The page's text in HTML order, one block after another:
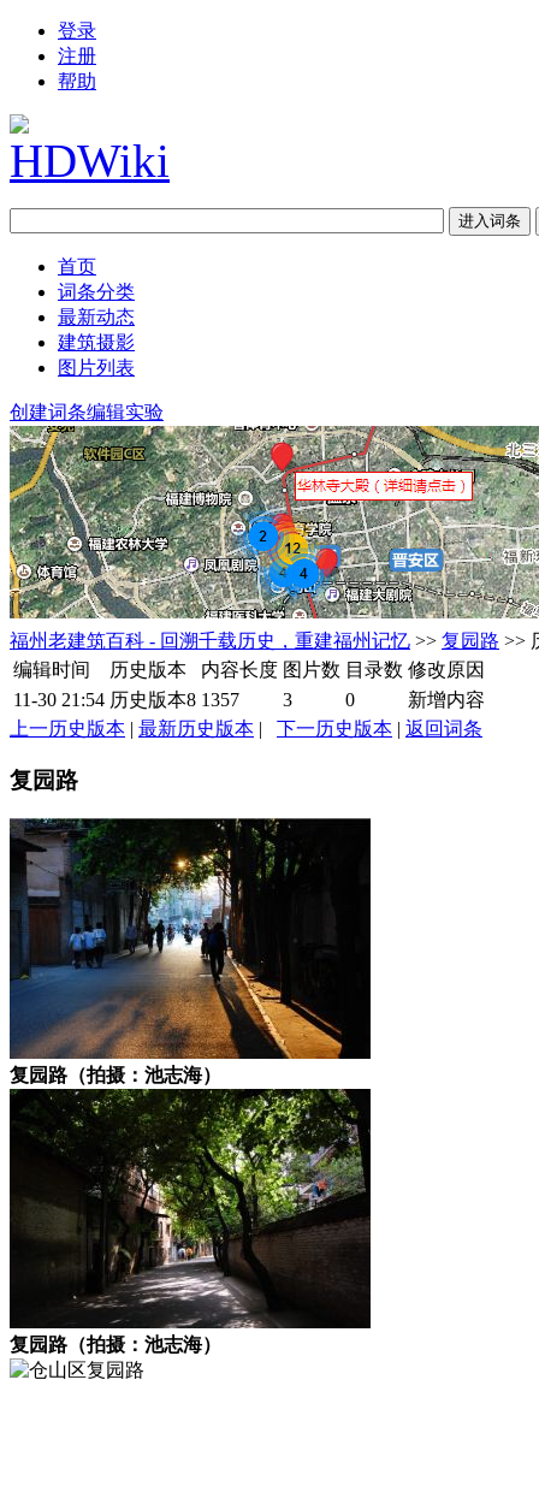
登录
注册
帮助
首页
词条分类
最新动态
建筑摄影
图片列表
创建词条编辑实验
福州老建筑百科 - 回溯千载历史，重建福州记忆 >> 复园路 >>
编辑时间
历史版本 内容长度 图片数 目录数 修改原因
11-30 21:54 历史版本8 1357 3 0
新增内容
上一历史版本 | 最新历史版本 | 下一历史版本 | 返回词条
复园路
复园路（拍摄：池志海）
复园路（拍摄：池志海）